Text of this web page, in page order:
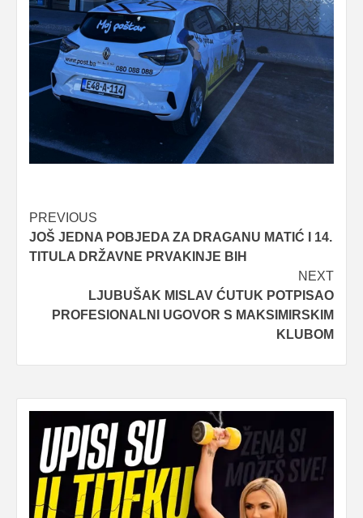
Post
navigation
PREVIOUS
JOŠ JEDNA POBJEDA ZA DRAGANU MATIĆ I 14.
TITULA DRŽAVNE PRVAKINJE BIH
NEXT
LJUBUŠAK MISLAV ĆUTUK POTPISAO
PROFESIONALNI UGOVOR S MAKSIMIRSKIM
KLUBOM